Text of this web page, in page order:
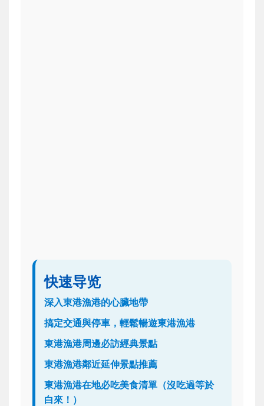
快速导览
深入東港漁港的心臟地帶
搞定交通與停車，輕鬆暢遊東港漁港
東港漁港周邊必訪經典景點
東港漁港鄰近延伸景點推薦
東港漁港在地必吃美食清單（沒吃過等於
白來！）